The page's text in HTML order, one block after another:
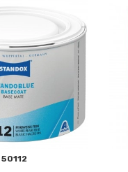
50112